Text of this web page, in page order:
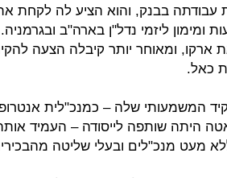
עבודתה בבנק, והוא הציע לה לקחת
ארקו, ומאוחר יותר קיבלה הצעה
כאל.
המשמעותי שלה – כמנכ"לית
היתה שותפה לייסודה – העמיד
מעט מנכ"לים ובעלי שליטה